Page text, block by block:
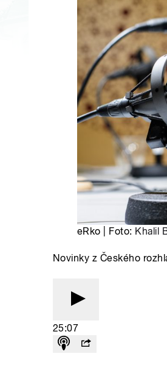
eRko | Foto: Khalil
Novinky z Českého
25:07